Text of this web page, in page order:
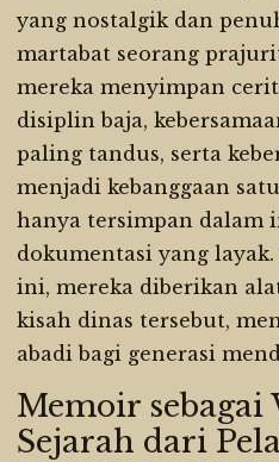
yang nostalgik dan
martabat seorang
mereka menyimpan
disiplin baja,
paling tandus, serta
menjadi kebanggaan
hanya tersimpan dalam
dokumentasi yang
ini, mereka diberikan
kisah dinas tersebut,
abadi bagi generasi
Memoir sebagai
Sejarah dari